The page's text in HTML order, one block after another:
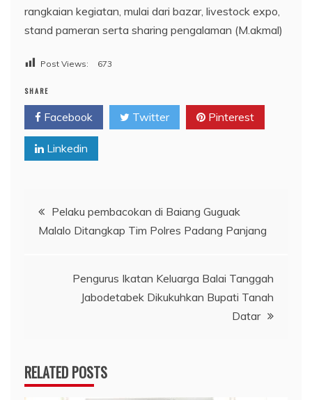
rangkaian kegiatan, mulai dari bazar, livestock expo,
stand pameran serta sharing pengalaman (M.akmal)
Post Views: 673
SHARE
Facebook Twitter Pinterest
Linkedin
Navigasi
pos
Pelaku pembacokan di Baiang Guguak
Malalo Ditangkap Tim Polres Padang Panjang
Pengurus Ikatan Keluarga Balai Tanggah
Jabodetabek Dikukuhkan Bupati Tanah
Datar
RELATED POSTS